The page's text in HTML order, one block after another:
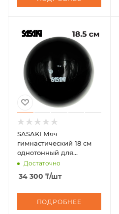
SASAKI Мяч
гимнастический 18 см
однотонный для
сеньоров M-20A FIG
Достаточно
34 300 ₸/шт
ПОДРОБНЕЕ